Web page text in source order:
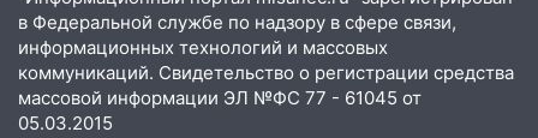
08:22 Подросток на питбайке сбил
велосипедистку: пострадали двое
07:20 Жара возвращается: ожидается
знойный и сухой четверг
в Федеральной службе по надзору в сфере связи,
информационных технологий и массовых
коммуникаций. Свидетельство о регистрации средства
массовой информации ЭЛ №ФС 77 - 61045 от
05.03.2015